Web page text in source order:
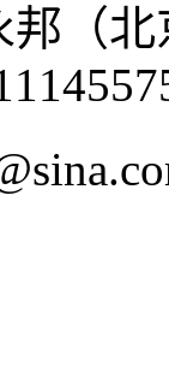
邦（